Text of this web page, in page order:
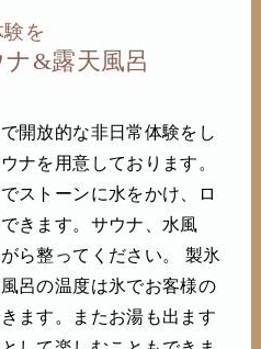
を
&露天風呂
開放的な非日常体験をし
ナを用意しております。
ストーンに水をかけ、ロ
きます。サウナ、水風
ら整ってください。 製氷
呂の温度は氷でお客様の
ます。またお湯も出ます